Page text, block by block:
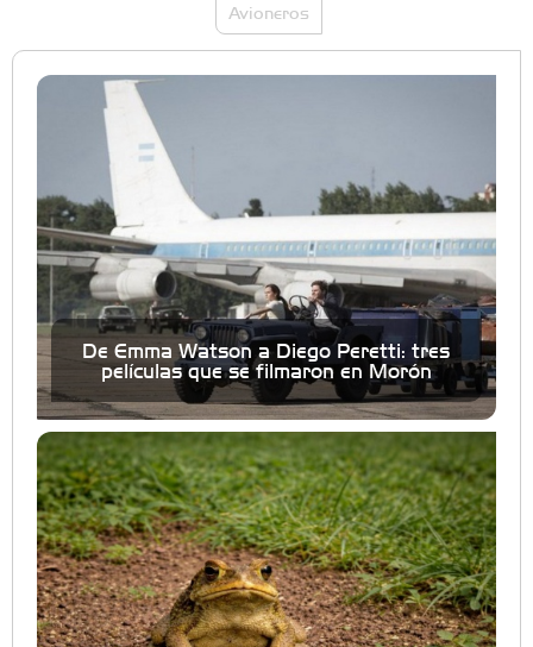
Avioneros
De Emma Watson a Diego Peretti: tres
películas que se filmaron en Morón